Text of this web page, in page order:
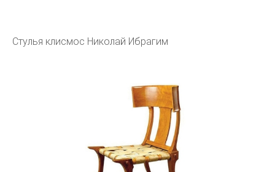
Стулья клисмос Николай Ибрагим